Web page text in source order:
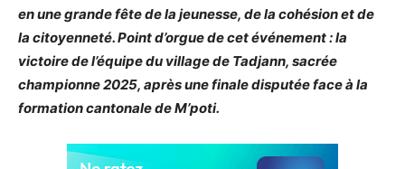
en une grande fête de la jeunesse, de la cohésion et de
la citoyenneté. Point d’orgue de cet événement : la
victoire de l’équipe du village de Tadjann, sacrée
championne 2025, après une finale disputée face à la
formation cantonale de M’poti.